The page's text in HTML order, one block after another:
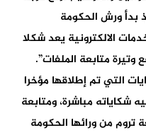
بدأ ورش الحكومة
الالكترونية يعد شكلا
متابعة الملفات”.
التي تم إطلاقها مؤخرا
شكاياته مباشرة، ومتابعة
تروم من ورائها الحكومة